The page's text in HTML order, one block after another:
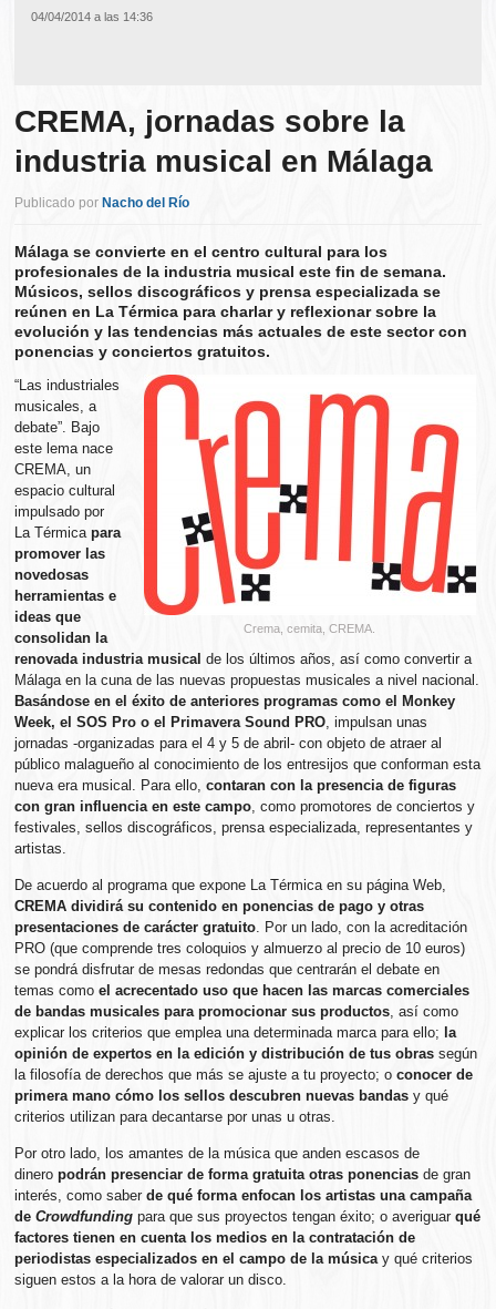
04/04/2014 a las 14:36
CREMA, jornadas sobre la
industria musical en Málaga
Publicado por Nacho del Río
Málaga se convierte en el centro cultural para los
profesionales de la industria musical este fin de semana.
Músicos, sellos discográficos y prensa especializada se
reúnen en La Térmica para charlar y reflexionar sobre la
evolución y las tendencias más actuales de este sector con
ponencias y conciertos gratuitos.
Crema, cemita, CREMA.
“Las industriales
musicales, a
debate”. Bajo
este lema nace
CREMA, un
espacio cultural
impulsado por
La Térmicapara
promover las
novedosas
herramientas e
ideas que
consolidan la
renovada industria musical de los últimos años, así como convertir a
Málaga en la cuna de las nuevas propuestas musicales a nivel nacional.
Basándose en el éxito de anteriores programas como el Monkey
Week, el SOS Pro o el Primavera Sound PRO, impulsan unas
jornadas -organizadas para el 4 y 5 de abril- con objeto de atraer al
público malagueño al conocimiento de los entresijos que conforman esta
nueva era musical. Para ello,contaran con la presencia de figuras
con gran influencia en este campo, como promotores de conciertos y
festivales, sellos discográficos, prensa especializada, representantes y
artistas.
De acuerdo al programa que expone La Térmica en su página Web,
CREMA dividirá su contenido en ponencias de pago y otras
presentaciones de carácter gratuito. Por un lado, con la acreditación
PRO (que comprende tres coloquios y almuerzo al precio de 10 euros)
se pondrá disfrutar de mesas redondas que centrarán el debate en
temas comoel acrecentado uso que hacen las marcas comerciales
de bandas musicales para promocionar sus productos, así como
explicar los criterios que emplea una determinada marca para ello; la
opinión de expertos en la edición y distribución de tus obras según
la filosofía de derechos que más se ajuste a tu proyecto; o conocer de
primera mano cómo los sellos descubren nuevas bandas y qué
criterios utilizan para decantarse por unas u otras.
Por otro lado, los amantes de la música que anden escasos de
dineropodrán presenciar de forma gratuita otras ponencias de gran
interés, como saberde qué forma enfocan los artistas una campaña
deCrowdfunding para que sus proyectos tengan éxito; o averiguarqué
factores tienen en cuenta los medios en la contratación de
periodistas especializados en el campo de la músicay qué criterios
siguen estos a la hora de valorar un disco.